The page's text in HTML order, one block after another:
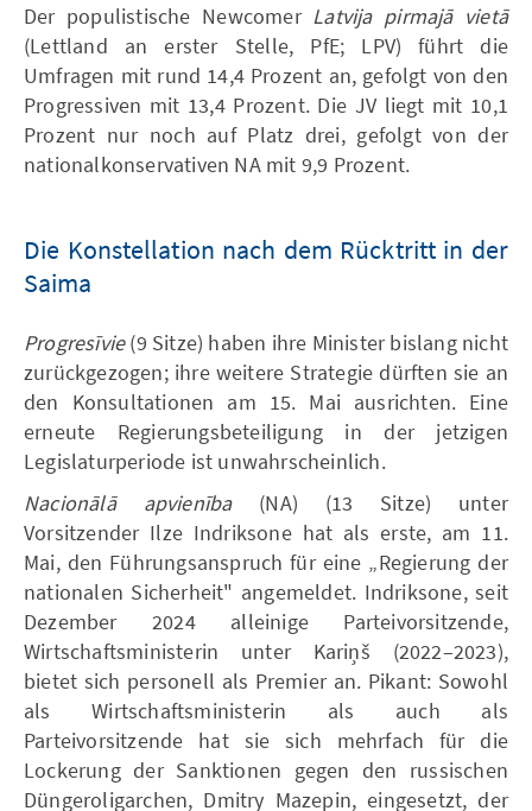
Der populistische Newcomer Latvija pirmajā vietā
(Lettland an erster Stelle, PfE; LPV) führt die
Umfragen mit rund 14,4 Prozent an, gefolgt von den
Progressiven mit 13,4 Prozent. Die JV liegt mit 10,1
Prozent nur noch auf Platz drei, gefolgt von der
nationalkonservativen NA mit 9,9 Prozent.
Die Konstellation nach dem Rücktritt in der
Saima
Progresīvie(9 Sitze) haben ihre Minister bislang nicht
zurückgezogen; ihre weitere Strategie dürften sie an
den Konsultationen am 15. Mai ausrichten. Eine
erneute Regierungsbeteiligung in der jetzigen
Legislaturperiode ist unwahrscheinlich.
Nacionālā apvienība (NA) (13 Sitze) unter
Vorsitzender Ilze Indriksone hat als erste, am 11.
Mai, den Führungsanspruch für eine „Regierung der
nationalen Sicherheit" angemeldet. Indriksone, seit
Dezember 2024 alleinige Parteivorsitzende,
Wirtschaftsministerin unter Kariņš (2022–2023),
bietet sich personell als Premier an. Pikant: Sowohl
als Wirtschaftsministerin als auch als
Parteivorsitzende hat sie sich mehrfach für die
Lockerung der Sanktionen gegen den russischen
Düngeroligarchen, Dmitry Mazepin, eingesetzt, der